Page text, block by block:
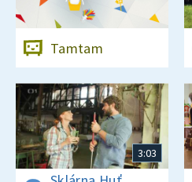
Tamtam
3:03